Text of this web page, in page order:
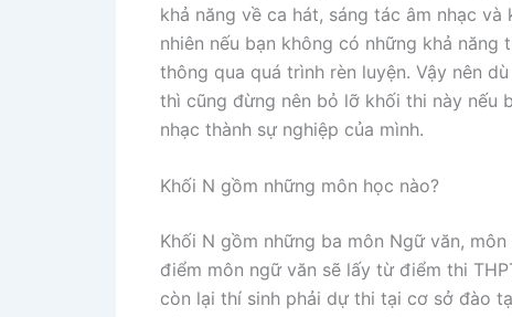
khả năng về ca hát, sáng tác âm nhạc
nhiên nếu bạn không có những khả
thông qua quá trình rèn luyện. Vậy nên
thì cũng đừng nên bỏ lỡ khối thi này nếu
nhạc thành sự nghiệp của mình.
Khối N gồm những môn học nào?
Khối N gồm những ba môn Ngữ văn,
điểm môn ngữ văn sẽ lấy từ điểm thi
còn lại thí sinh phải dự thi tại cơ sở đào